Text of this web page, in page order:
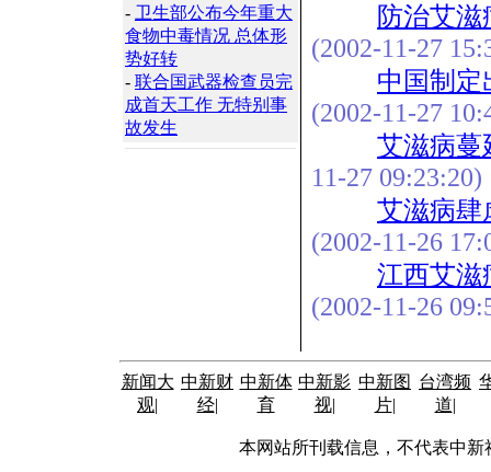
- 卫生部公布今年重大
食物中毒情况 总体形
势好转
- 联合国武器检查员完
成首天工作 无特别事
故发生
防治艾
(2002-11-27
中国制定
(2002-11-27
艾滋病蔓
11-27 09:23:20)
艾滋病肆
(2002-11-26
江西艾滋
(2002-11-26
新闻大
观|
中新财
经|
中新体
育
中新影
视|
中新图
片|
台湾频
道|
本网站所刊载信息，不代表中